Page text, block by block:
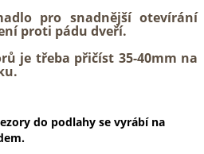
pro snadnější otevírání
proti pádu dveří.
je třeba přičíst 35-40mm na
do podlahy se vyrábí na